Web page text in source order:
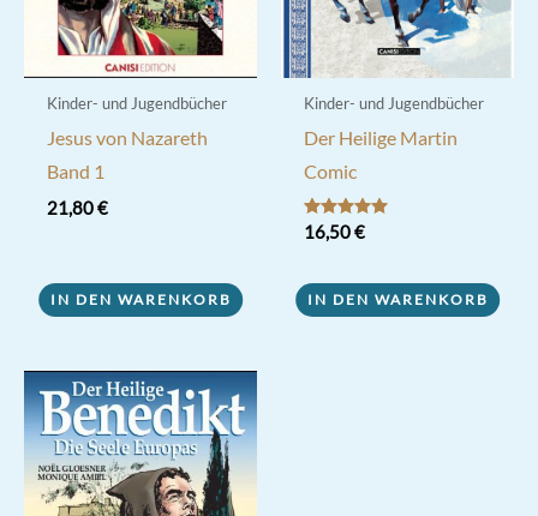
Kinder- und Jugendbücher
Jesus von Nazareth
Band 1
21,80€
IN DEN WARENKORB
Kinder- und Jugendbücher
Der Heilige Martin
Comic
Bewertet mit
5.00
16,50€
IN DEN WARENKORB